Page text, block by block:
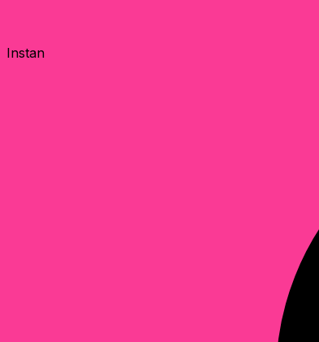
Instan